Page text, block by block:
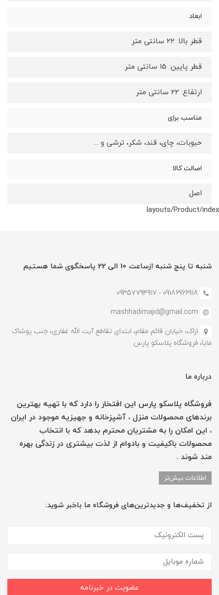
ابعاد
قطر بالا: 22 سانتی متر
قطر پایین: 15 سانتی متر
ارتفاع: 22 سانتی متر
مناسب برای
حبوبات، چای، قند، شکر، ترشی و ...
اصالت کالا
اصل
layouts/Product/index
شنبه تا پنج شنبه ازساعت 10 الی 22 پاسخگوی شما هستیم
09186966918 - 0935779491۷
mashhadimajid@gmail.com
اراک، خیابان قائم مقام، ابتدای تقاطع آیت الله غفاری، جنب پوشاک
مایا، فروشگاه پلاسکو پارس
درباره ما
فروشگاه پلاسکو پارس این افتخار را دارد که با تهیه بهترین
برندهای محصولات منزل ، آشپزخانه و جهیزیه موجود در ایران
، این امکان را به مشتریان محترم بدهد که با انتخاب
محصولات باکیفیت و بادوام از لذت بیشتری در زندگی بهره
مند شوند .
اطلاعات بیش‌تر
از تخفیف‌ها و جدیدترین‌های فروشگاه ما باخبر شوید:
عضویت در خبرنامه